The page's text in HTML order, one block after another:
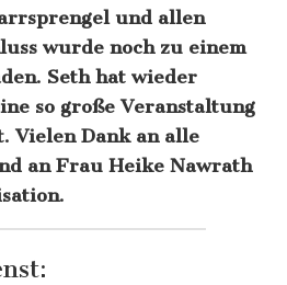
und allen
wurde noch zu einem
Seth hat wieder
so große Veranstaltung
Vielen Dank an alle
an Frau Heike Nawrath